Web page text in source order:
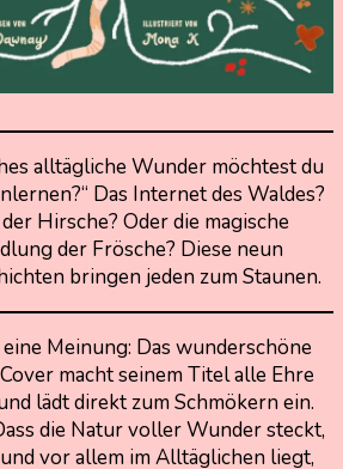
alltägliche Wunder möchtest du
Das Internet des Waldes?
Hirsche? Oder die magische
der Frösche? Diese neun
bringen jeden zum Staunen.
eine Meinung: Das wunderschöne
Cover macht seinem Titel alle Ehre
lädt direkt zum Schmökern ein.
die Natur voller Wunder steckt,
und vor allem im Alltäglichen liegt,